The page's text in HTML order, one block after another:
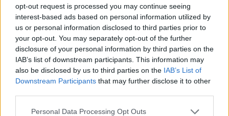
opt-out request is processed you may continue seeing
interest-based ads based on personal information utilized by
us or personal information disclosed to third parties prior to
your opt-out. You may separately opt-out of the further
disclosure of your personal information by third parties on the
IAB’s list of downstream participants. This information may
also be disclosed by us to third parties on the IAB’s List of
Downstream Participants that may further disclose it to other
Please note that this website/app uses one or more Google
Personal Data Processing Opt Outs
Σχολίασε εδώ
50 /50
2000 /2000